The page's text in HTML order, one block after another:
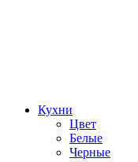
Кухни
Цвет
Белые
Черные